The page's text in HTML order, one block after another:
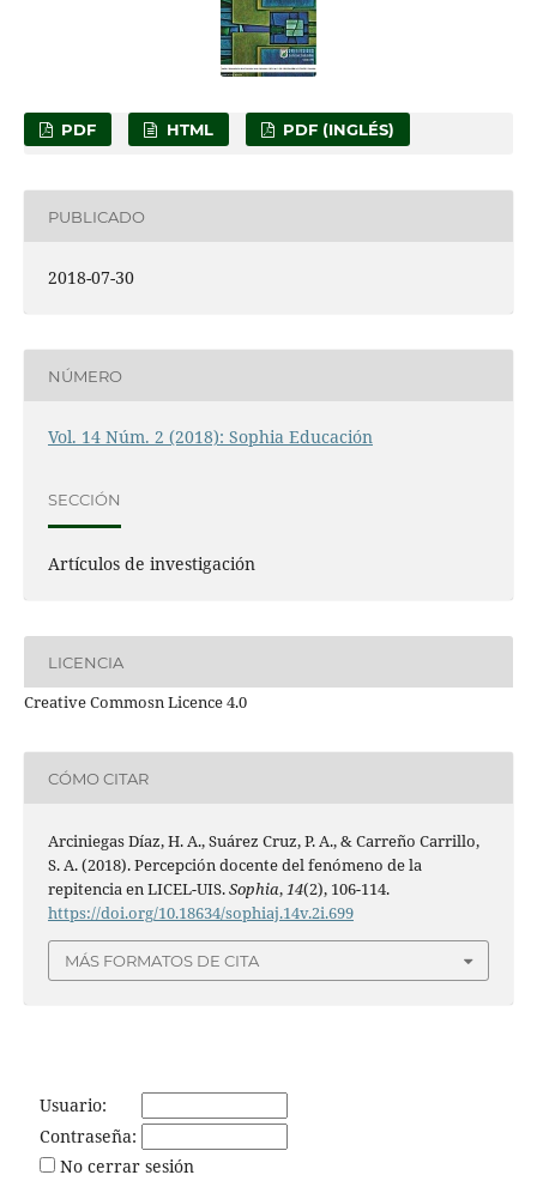
PDF HTML PDF (INGLÉS)
PUBLICADO
2018-07-30
NÚMERO
Vol. 14 Núm. 2 (2018): Sophia Educación
SECCIÓN
Artículos de investigación
LICENCIA
Creative Commosn Licence 4.0
CÓMO CITAR
Arciniegas Díaz, H. A., Suárez Cruz, P. A., & Carreño Carrillo,
S. A. (2018). Percepción docente del fenómeno de la
repitencia en LICEL-UIS.Sophia, 14(2), 106-114.
https://doi.org/10.18634/sophiaj.14v.2i.699
MÁS FORMATOS DE CITA
Usuario:
Contraseña:
No cerrar sesión